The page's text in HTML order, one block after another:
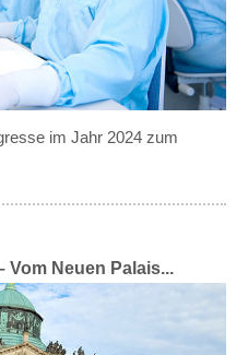
im Jahr 2024 zum
Vom Neuen Palais...